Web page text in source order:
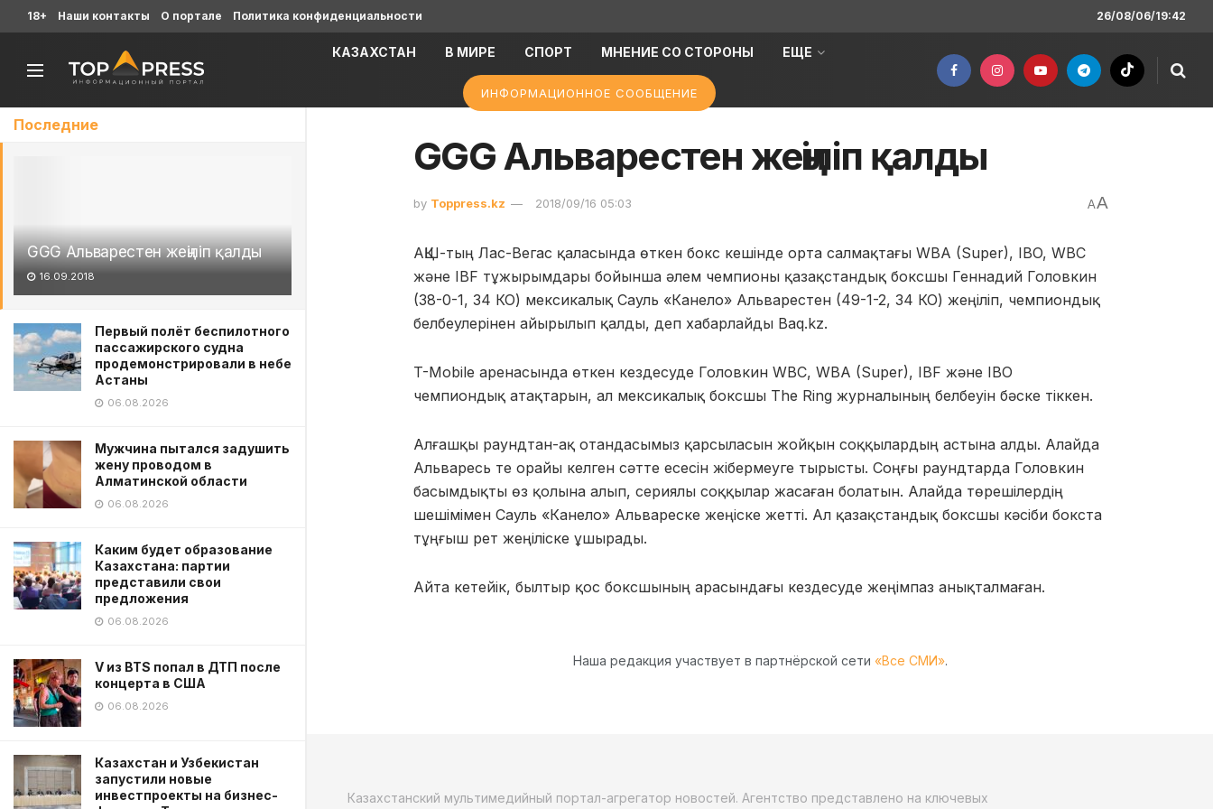
Последние
GGG Альварестен жеңіліп қалды
16.09.2018
Первый полёт беспилотного
пассажирского судна
продемонстрировали в небе
Астаны
06.08.2026
Мужчина пытался задушить
жену проводом в
Алматинской области
06.08.2026
Каким будет образование
Казахстана: партии
представили свои
предложения
06.08.2026
V из BTS попал в ДТП после
концерта в США
06.08.2026
Казахстан и Узбекистан
запустили новые
инвестпроекты на бизнес-
18+ Наши контакты О портале Политика конфиденциальности 26/08/06/19:42
КАЗАХСТАН В МИРЕ СПОРТ МНЕНИЕ СО СТОРОНЫ ЕЩЕ
ИНФОРМАЦИОННОЕ СООБЩЕНИЕ
GGG Альварестен жеңіліп қалды
by Toppress.kz 2018/09/16 05:03 AA
АҚШ-тың Лас-Вегас қаласында өткен бокс кешінде орта салмақтағы WBA (Super), IBO, WBC
және IBF тұжырымдары бойынша әлем чемпионы қазақстандық боксшы Геннадий Головкин
(38-0-1, 34 КО) мексикалық Сауль «Канело» Альварестен (49-1-2, 34 КО) жеңіліп, чемпиондық
белбеулерінен айырылып қалды, деп хабарлайды Baq.kz.
T-Mobile аренасында өткен кездесуде Головкин WBC, WBA (Super), IBF және IBO
чемпиондық атақтарын, ал мексикалық боксшы The Ring журналының белбеуін бәске тіккен.
Алғашқы раундтан-ақ отандасымыз қарсыласын жойқын соққылардың астына алды. Алайда
Альваресь те орайы келген сәтте есесін жібермеуге тырысты. Соңғы раундтарда Головкин
басымдықты өз қолына алып, сериялы соққылар жасаған болатын. Алайда төрешілердің
шешімімен Сауль «Канело» Альвареске жеңіске жетті. Ал қазақстандық боксшы кәсіби бокста
тұңғыш рет жеңіліске ұшырады.
Айта кетейік, былтыр қос боксшының арасындағы кездесуде жеңімпаз анықталмаған.
Наша редакция участвует в партнёрской сети «Все СМИ».
Казахстанский мультимедийный портал-агрегатор новостей. Агентство представлено на ключевых